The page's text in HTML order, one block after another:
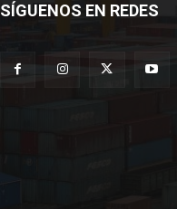
SÍGUENOS EN REDES